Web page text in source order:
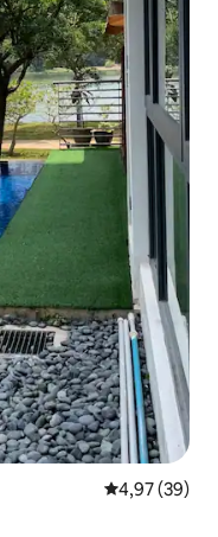
4,97 (39)